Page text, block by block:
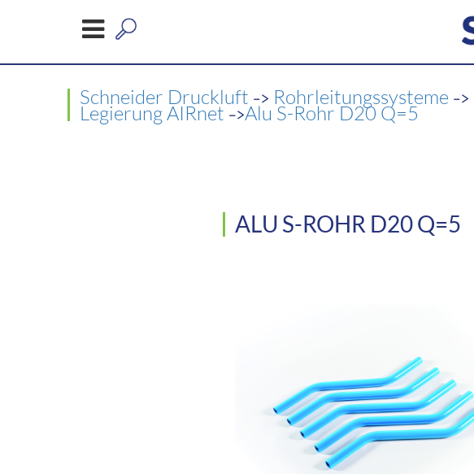
Schneider Druckluft -> Rohrleitungssysteme ->
Legierung AIRnet ->Alu S-Rohr D20 Q=5
ALU S-ROHR D20 Q=5